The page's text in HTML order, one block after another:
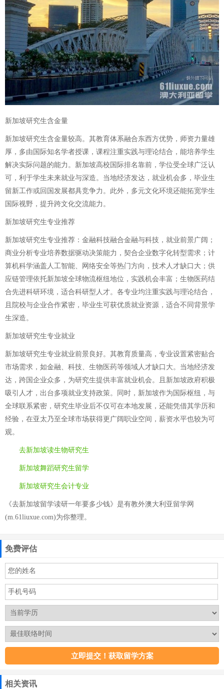
新加坡研究生含金量
新加坡研究生含金量较高。其教育体系融合东西方优势，师资力量雄
厚，多由国际知名学者授课，课程注重实践与理论结合，能培养学生
解决实际问题的能力。新加坡高校国际排名靠前，学位受全球广泛认
可，利于学生未来就业与深造。当地经济发达，就业机会多，毕业生
留新工作或回国发展都具竞争力。此外，多元文化环境还能拓宽学生
国际视野，提升跨文化交流能力。
新加坡研究生专业推荐
新加坡研究生专业推荐：金融科技融合金融与科技，就业前景广阔；
商业分析专业培养数据驱动决策能力，契合企业数字化转型需求；计
算机科学涵盖人工智能、网络安全等热门方向，技术人才缺口大；供
应链管理依托新加坡全球物流枢纽地位，实践机会丰富；生物医药结
合先进科研环境，适合科研型人才。各专业均注重实践与理论结合，
且院校与企业合作紧密，毕业生可获优质就业资源，适合不同背景学
生深造。
新加坡研究生专业就业
新加坡研究生专业就业前景良好。其教育质量高，专业设置紧密贴合
市场需求，如金融、科技、生物医药等领域人才缺口大。当地经济发
达，跨国企业众多，为研究生提供丰富就业机会。且新加坡政府积极
吸引人才，出台多项就业支持政策。同时，新加坡作为国际枢纽，与
全球联系紧密，研究生毕业后不仅可在本地发展，还能凭借其学历和
经验，在亚太乃至全球市场获得更广阔职业空间，薪资水平也较为可
观。
去新加坡读生物研究生
新加坡舞蹈研究生留学
新加坡研究生会计专业
《去新加坡留学读研一年要多少钱》是有教外澳大利亚留学网
(m.61liuxue.com)为你整理。
免费评估
相关资讯